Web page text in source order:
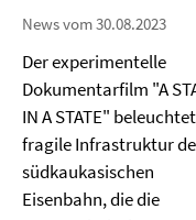
News vom 30.08.2023
Der experimentelle
Dokumentarfilm "A
IN A STATE"
fragile Infrastruktur
südkaukasischen
Eisenbahn, die die